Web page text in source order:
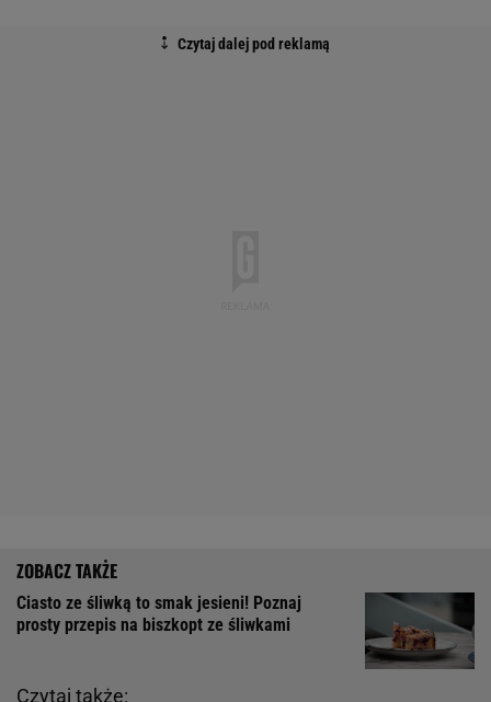
Czytaj także:
Ciasto ze śliwką to smak jesieni! Poznaj
prosty przepis na biszkopt ze śliwkami